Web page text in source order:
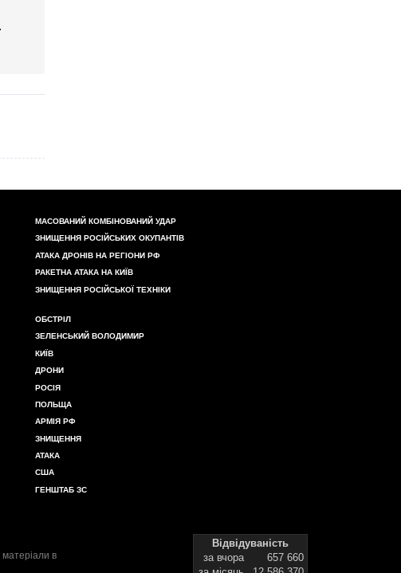
МАСОВАНИЙ КОМБІНОВАНИЙ УДАР
ЗНИЩЕННЯ РОСІЙСЬКИХ ОКУПАНТІВ
АТАКА ДРОНІВ НА РЕГІОНИ РФ
РАКЕТНА АТАКА НА КИЇВ
ЗНИЩЕННЯ РОСІЙСЬКОЇ ТЕХНІКИ
ОБСТРІЛ
ЗЕЛЕНСЬКИЙ ВОЛОДИМИР
КИЇВ
ДРОНИ
РОСІЯ
ПОЛЬЩА
АРМІЯ РФ
ЗНИЩЕННЯ
АТАКА
США
ГЕНШТАБ ЗС
в
Відвідуваність
за вчора
657 660